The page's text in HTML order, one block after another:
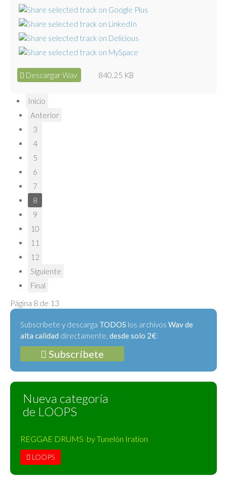
Descargar Wav 840.25 KB
Inicio
Anterior
3
4
5
6
7
8
9
10
11
12
Siguiente
Final
Página 8 de 13
Subscríbete y descarga TODOS los archivos Wav de
alta calidad directamente, desde solo 2€:
Subscríbete
Nueva categoría
de LOOPS
REGGAE DRUMS by Tunelón Iration
LOOPS